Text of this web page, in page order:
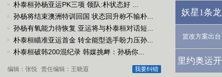
朴泰桓孙杨亚运PK三项 领队:朴状态好 ...
孙杨将结束澳洲特训回国 状态回升称不输朴...
孙杨有氧能力待恢复 亚运将与朴泰桓对话短...
朴泰桓瞄准亚运首金 转全能型选手盼力压孙...
朴泰桓破韩200混纪录 韩媒挑衅：孙杨你...
我要纠错
编辑：张悦 责任编辑：王晓遐
妖星1条
篮改方案出台
里约奥运